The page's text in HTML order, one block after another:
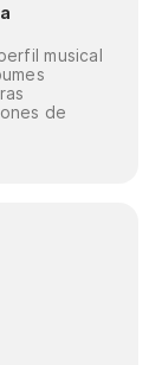
musical
de